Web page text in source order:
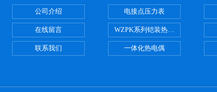
公司介绍
在线留言
联系我们
电接点压力表
WZPK系列铠装热电阻
一体化热电偶